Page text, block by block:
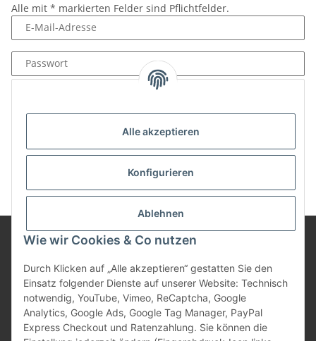
Alle akzeptieren
Konfigurieren
Ablehnen
Wie wir Cookies & Co nutzen
Durch Klicken auf „Alle akzeptieren“ gestatten Sie den
Einsatz folgender Dienste auf unserer Website: Technisch
notwendig, YouTube, Vimeo, ReCaptcha, Google
Analytics, Google Ads, Google Tag Manager, PayPal
Express Checkout und Ratenzahlung. Sie können die
Alle mit * markierten Felder sind Pflichtfelder.
E-Mail-Adresse
Passwort
Neu hier?Jetzt registrieren!
Informationen
Gesetzliche Informationen